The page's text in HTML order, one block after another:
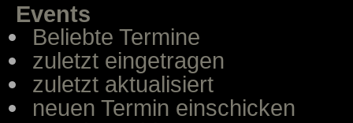
Events
Beliebte Termine
zuletzt eingetragen
zuletzt aktualisiert
neuen Termin einschicken